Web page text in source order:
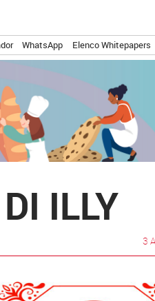
WhatsApp Elenco Whitepapers
ILLY
3